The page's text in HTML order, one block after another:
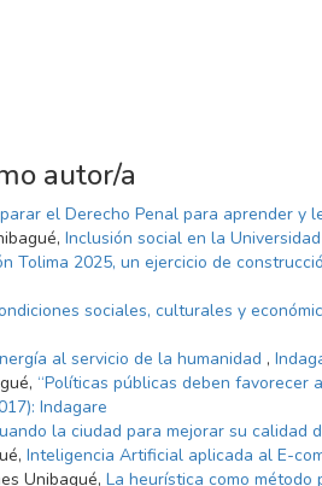
autor/a
el Derecho Penal para aprender y
Inclusión social en la
Tolima 2025, un ejercicio de
sociales, culturales y
al servicio de la humanidad ,
“Políticas públicas deben favorecer
Indagare
la ciudad para mejorar su calidad
Inteligencia Artificial aplicada al E-
Unibagué, La heurística como